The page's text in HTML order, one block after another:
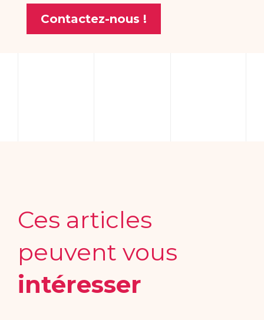
Contactez-nous !
Ces articles
peuvent vous
intéresser